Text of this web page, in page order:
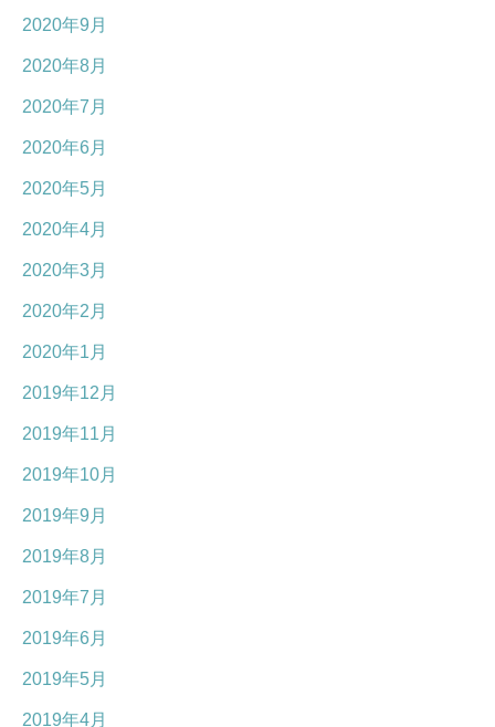
2020年9月
2020年8月
2020年7月
2020年6月
2020年5月
2020年4月
2020年3月
2020年2月
2020年1月
2019年12月
2019年11月
2019年10月
2019年9月
2019年8月
2019年7月
2019年6月
2019年5月
2019年4月